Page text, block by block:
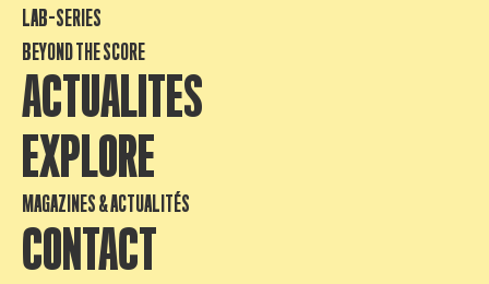
LAB-SERIES
BEYOND THE SCORE
ACTUALITES
EXPLORE
MAGAZINES & ACTUALITÉS
CONTACT